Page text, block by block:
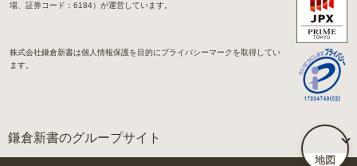
地図
場、証券コード：6184）が運営しています。
株式会社鎌倉新書は個人情報保護を目的にプライバシーマークを取得してい
ます。
鎌倉新書のグループサイト